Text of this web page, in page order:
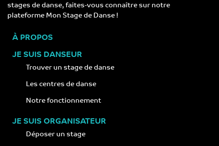
stages de danse, faites-vous connaître sur notre
plateforme Mon Stage de Danse !
À PROPOS
JE SUIS DANSEUR
Trouver un stage de danse
Les centres de danse
Notre fonctionnement
JE SUIS ORGANISATEUR
Déposer un stage